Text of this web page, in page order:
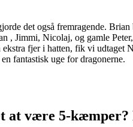
det også fremragende.
, Jimmi, Nicolaj, og gamle
ekstra fjer i hatten, fik vi udtaget
fantastisk uge for dragonerne.
at være 5-kæmper?